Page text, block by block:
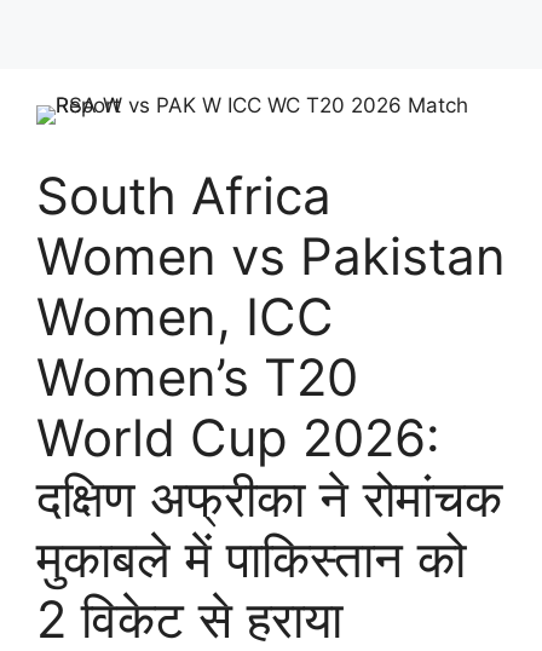
South Africa
Women vs Pakistan
Women, ICC
Women’s T20
World Cup 2026:
दक्षिण अफ्रीका ने रोमांचक
मुकाबले में पाकिस्तान को
2 विकेट से हराया